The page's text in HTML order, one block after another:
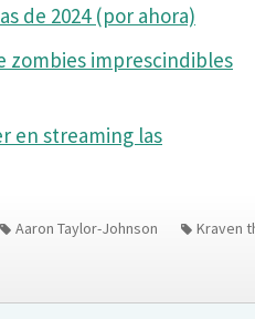
de 2024 (por ahora)
zombies imprescindibles
en streaming las
Aaron Taylor-Johnson Kraven